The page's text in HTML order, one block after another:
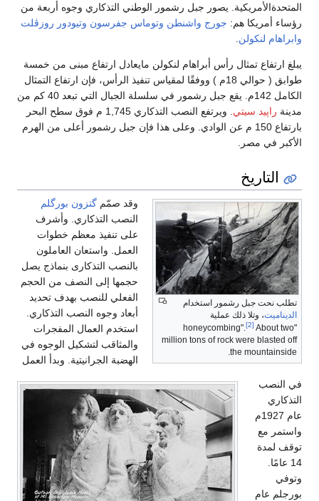
المتحدةالأمريكية. يصور جبل رشمور الوطني التذكاري وجوه أربعة من
رؤساء أمريكا هم: جورج واشنطن وتوماس جفرسون وتيودور روزڤلت
وابراهام لنكولن.
يبلغ ارتفاع تمثال رأس أبراهام لنكولن مايعادل ارتفاع مبنى من خمسة
طوابق ( حوالي 18م ) ووفقًا لمقياس تنفيذ الرأس، فإن ارتفاع التمثال
الكامل 142م. يقع جبل رشمور في سلسلة الجبال التي تبعد 40 كم من
مدينة راپيد سيتي
. ويرتفع النصب التذكاري 1,745 م فوق سطح البحر
بارتفاع 150 م عن الوادي. وعلى هذا فإن جبل رشمور أعلى من الهرم
الأكبر في مصر.
التاريخ
تطلب نحت جبل رشمور استخدام
الديناميت، وتلا ذلك عملية
"honeycombing".
[2] About two
million tons of rock were blasted off
the mountainside.
وقد صمّم گتزون بورگلم
النصب التذكاري. وأشرف
على تنفيذ معظم خطوات
العمل. واستعان العاملون
بالنصب التذكارى بنماذج يصل
حجمها إلى النصف من الحجم
الفعلي للنصب بهدف تحديد
أبعاد وجوه النصب التذكاري.
استخدم العمال المفجرات
والمثاقب لتشكيل الوجوه في
الهضبة الجرانيتية. وبدأ العمل
في النصب
التذكاري
عام 1927م
واستمر مع
توقف لمدة
14 عامًا.
وتوفي
بورجلم عام